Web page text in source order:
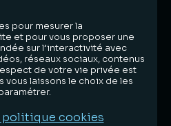
Satys
d'une opération
de 81 millions
pour mesurer la
et pour vous proposer une
sur l’interactivité avec
réseaux sociaux, contenus
de votre vie privée est
vous laissons le choix de les
politique cookies